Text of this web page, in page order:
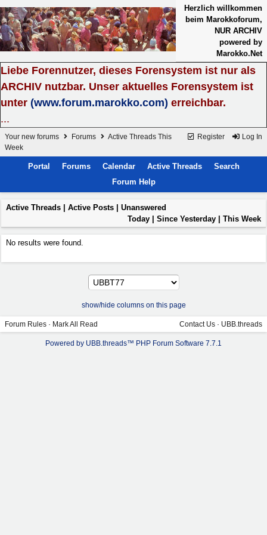
Herzlich willkommen
beim Marokkoforum,
NUR ARCHIV
powered by
Marokko.Net
Liebe Forennutzer, dieses Forensystem ist nur als
ARCHIV nutzbar. Unser aktuelles Forensystem ist
unter (www.forum.marokko.com) erreichbar.
...
Register Log In
Your new forums Forums
Active Threads This
Week
Portal Forums Calendar Active Threads
Search
Forum Help
Active Threads Active Posts | Unanswered
Today
Since Yesterday | This Week
No results were found.
show/hide columns on this page
Forum Rules · Mark All Read Contact Us · UBB.threads
Powered by UBB.threads™ PHP Forum Software 7.7.1